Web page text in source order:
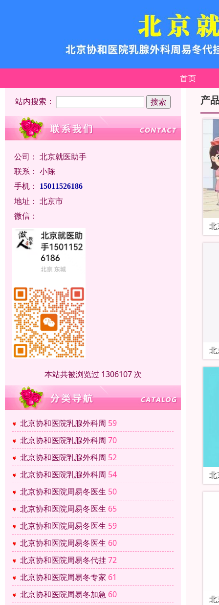
首页
站内搜索：
公司： 北京就医助手
联系： 小陈
手机：
15011526186
地址： 北京市
微信：
本站共被浏览过 1306107 次
北京协和医院乳腺外科周 59
北京协和医院乳腺外科周 70
北京协和医院乳腺外科周 52
北京协和医院乳腺外科周 54
北京协和医院周易冬医生 50
北京协和医院周易冬医生 65
北京协和医院周易冬医生 59
北京协和医院周易冬医生 60
北京协和医院周易冬代挂72
北京协和医院周易冬专家 61
北京协和医院周易冬加急 60
产
北
北
北
北